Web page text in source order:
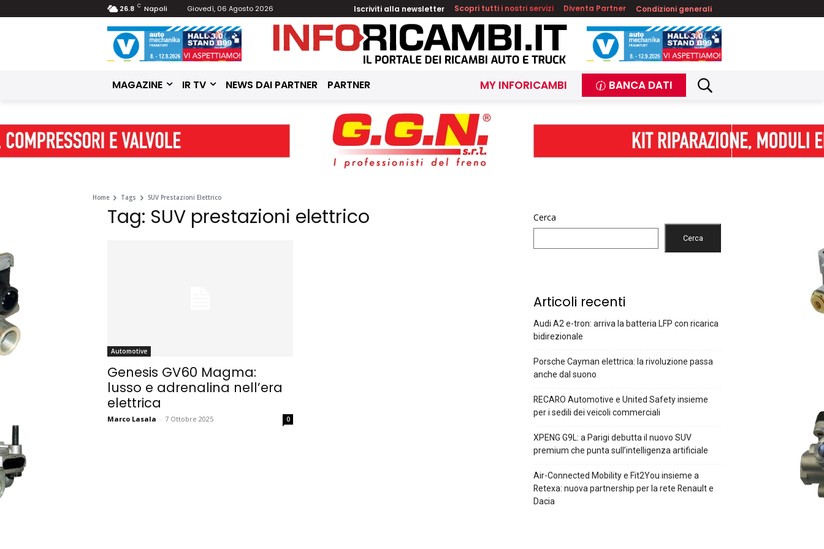
26.8 C Napoli Giovedì, 06 Agosto 2026 Iscriviti alla newsletter Scopri tutti i nostri servizi Diventa Partner Condizioni generali
MAGAZINE IR TV NEWS DAI PARTNER PARTNER MY INFORICAMBI BANCA DATI
Home Tags SUV Prestazioni Elettrico
Tag: SUV prestazioni elettrico
Automotive
Genesis GV60 Magma:
lusso e adrenalina nell’era
elettrica
Marco Lasala - 7 Ottobre 2025 0
Cerca
Cerca
Articoli recenti
Audi A2 e-tron: arriva la batteria LFP con ricarica
bidirezionale
Porsche Cayman elettrica: la rivoluzione passa
anche dal suono
RECARO Automotive e United Safety insieme
per i sedili dei veicoli commerciali
XPENG G9L: a Parigi debutta il nuovo SUV
premium che punta sull’intelligenza artificiale
Air-Connected Mobility e Fit2You insieme a
Retexa: nuova partnership per la rete Renault e
Dacia